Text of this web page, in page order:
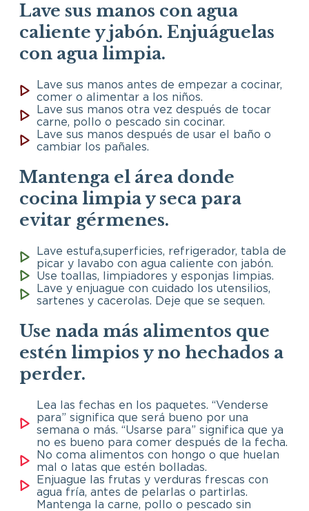
Lave sus manos con agua
caliente y jabón. Enjuáguelas
con agua limpia.
Lave sus manos antes de empezar a cocinar,
comer o alimentar a los niños.
Lave sus manos otra vez después de tocar
carne, pollo o pescado sin cocinar.
Lave sus manos después de usar el baño o
cambiar los pañales.
Mantenga el área donde
cocina limpia y seca para
evitar gérmenes.
Lave estufa,superficies, refrigerador, tabla de
picar y lavabo con agua caliente con jabón.
Use toallas, limpiadores y esponjas limpias.
Lave y enjuague con cuidado los utensilios,
sartenes y cacerolas. Deje que se sequen.
Use nada más alimentos que
estén limpios y no hechados a
perder.
Lea las fechas en los paquetes. “Venderse
para” significa que será bueno por una
semana o más. “Usarse para” significa que ya
no es bueno para comer después de la fecha.
No coma alimentos con hongo o que huelan
mal o latas que estén bolladas.
Enjuague las frutas y verduras frescas con
agua fría, antes de pelarlas o partirlas.
Mantenga la carne, pollo o pescado sin